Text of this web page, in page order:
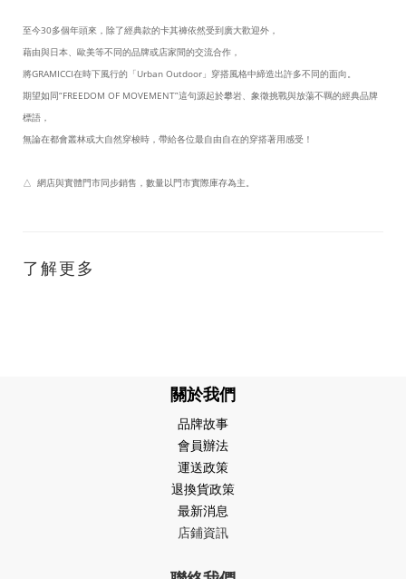
至今30多個年頭來，除了經典款的卡其褲依然受到廣大歡迎外，
藉由與日本、歐美等不同的品牌或店家間的交流合作，
將GRAMICCI在時下風行的「Urban Outdoor」穿搭風格中締造出許多不同的面向。
期望如同“FREEDOM OF MOVEMENT”這句源起於攀岩、象徵挑戰與放蕩不羈的經典品牌
標語，
無論在都會叢林或大自然穿梭時，帶給各位最自由自在的穿搭著用感受！
△ 網店與實體門市同步銷售，數量以門市實際庫存為主。
了解更多
關於我們
品牌故事
會員辦法
運送政策
退換貨政策
最新消息
店鋪資訊